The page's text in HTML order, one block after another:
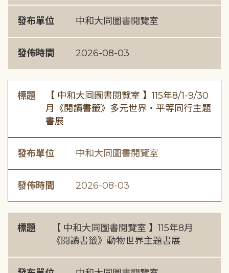
發布單位 中和大同圖書閱覽室
發佈時間 2026-08-03
標題
【 中和大同圖書閱覽室 】115年8/1-9/30
月《閱讀書籤》多元世界・平等同行主題
書展
發布單位 中和大同圖書閱覽室
發佈時間 2026-08-03
標題
【 中和大同圖書閱覽室 】115年8月
《閱讀書籤》動物世界主題書展